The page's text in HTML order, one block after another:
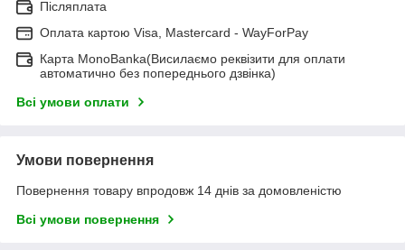
Післяплата
Оплата картою Visa, Mastercard - WayForPay
Карта MonoBanka(Висилаємо реквізити для оплати
автоматично без попереднього дзвінка)
Всі умови оплати
Умови повернення
Повернення товару впродовж 14 днів за домовленістю
Всі умови повернення